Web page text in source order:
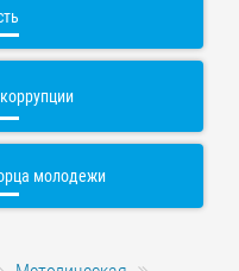
молодежи